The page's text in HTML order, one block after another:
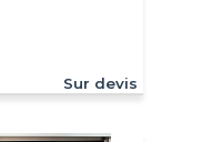
Sur devis